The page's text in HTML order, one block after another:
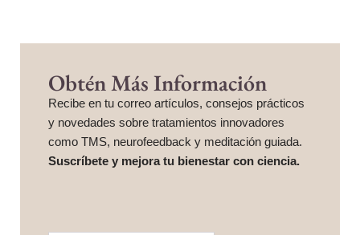
Obtén Más Información
Recibe en tu correo artículos, consejos prácticos
y novedades sobre tratamientos innovadores
como TMS, neurofeedback y meditación guiada.
Suscríbete y mejora tu bienestar con ciencia.